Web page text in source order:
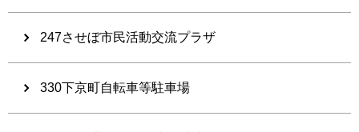
247させぼ市民活動交流プラザ
330下京町自転車等駐車場